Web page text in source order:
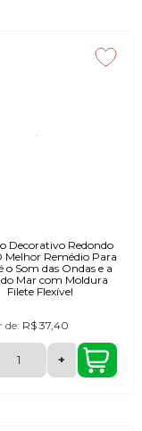
Decorativo Redondo
Melhor Remédio Para
o Som das Ondas e a
Mar com Moldura
Filete Flexível
de: R$ 37,40
+